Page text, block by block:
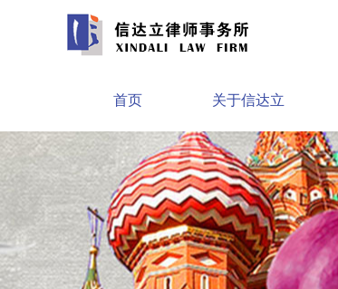
首页 关于信达立